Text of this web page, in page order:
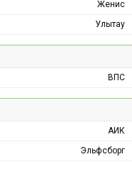
Женис
Улытау
ВПС
АИК
Эльфсборг